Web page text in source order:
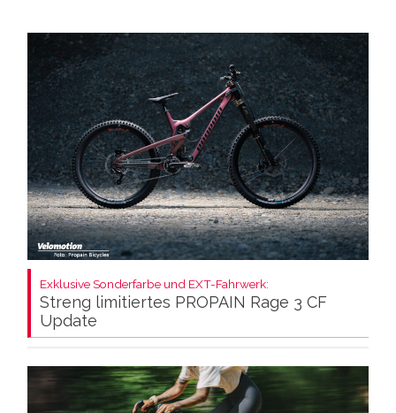
Exklusive Sonderfarbe und EXT-Fahrwerk:
Streng limitiertes PROPAIN Rage 3 CF
Update